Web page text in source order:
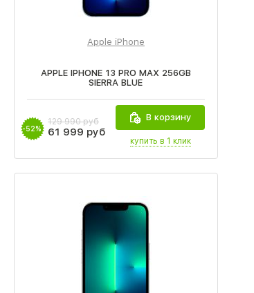
Apple iPhone
APPLE IPHONE 13 PRO MAX 256GB
SIERRA BLUE
-52%
129 990 руб
61 999 руб
В корзину
купить в 1 клик